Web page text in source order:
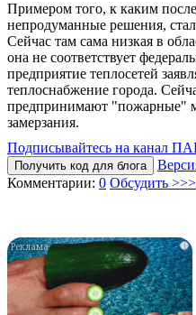
Примером того, к каким
непродуманные решения,
Сейчас там сама низкая в
она не соответствует
предприятие теплосетей
теплоснабжение города.
предпринимают "пожарные"
замерзания.
Подписывайтесь на канал
Получить код для блога
Комментарии: 0 Обсудить >>>
i